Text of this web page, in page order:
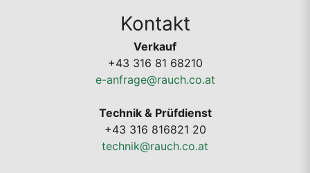
Kontakt
Verkauf
+43 316 81 68210
e-anfrage@rauch.co.at
Technik & Prüfdienst
+43 316 816821 20
technik@rauch.co.at